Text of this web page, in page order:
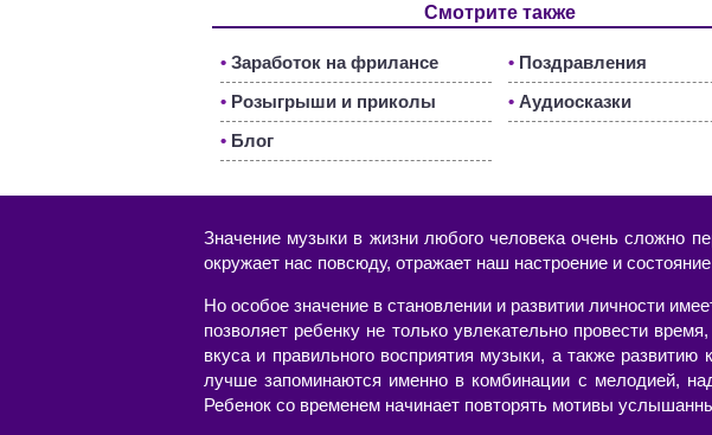
Смотрите также
• Заработок на фрилансе • Поздравления
• Розыгрыши и приколы • Аудиосказки
• Блог
Значение музыки в жизни любого человека очень сложно
окружает нас повсюду, отражает наш настроение и
Но особое значение в становлении и развитии личности
позволяет ребенку не только увлекательно провести
вкуса и правильного восприятия музыки, а также
лучше запоминаются именно в комбинации с мелодией,
Ребенок со временем начинает повторять мотивы